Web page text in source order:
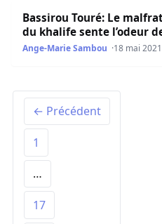
Bassirou Touré: Le
Bassirou Touré: Le
du khalife sente l’odeur
Ange-Marie Sambou 18 mai 2021
← Précédent
1
…
17